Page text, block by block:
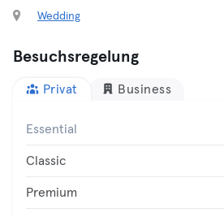
Wedding
Besuchsregelung
Privat Business
Essential
Classic
Premium